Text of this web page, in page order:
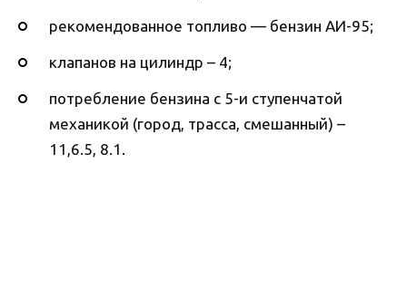
рекомендованное топливо — бензин АИ-95;
клапанов на цилиндр – 4;
потребление бензина с 5-и ступенчатой
механикой (город, трасса, смешанный) –
11,6.5, 8.1.